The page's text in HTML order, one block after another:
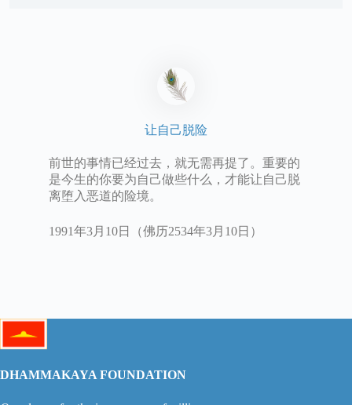
让自己脱险
前世的事情已经过去，就无需再提了。重要的
是今生的你要为自己做些什么，才能让自己脱
离堕入恶道的险境。
1991年3月10日（佛历2534年3月10日）
DHAMMAKAYA FOUNDATION